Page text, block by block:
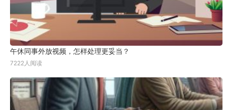
午休同事外放视频，怎样处理更妥当？
7222人阅读